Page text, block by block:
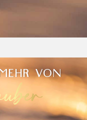
VON